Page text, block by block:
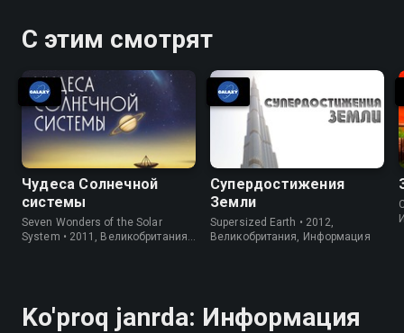
С этим смотрят
Чудеса Солнечной
системы
Seven Wonders of the Solar
System • 2011, Великобритания,
Супердостижения
Земли
Supersized Earth • 2012,
Великобритания, Информация
Ko'proq janrda: Информация